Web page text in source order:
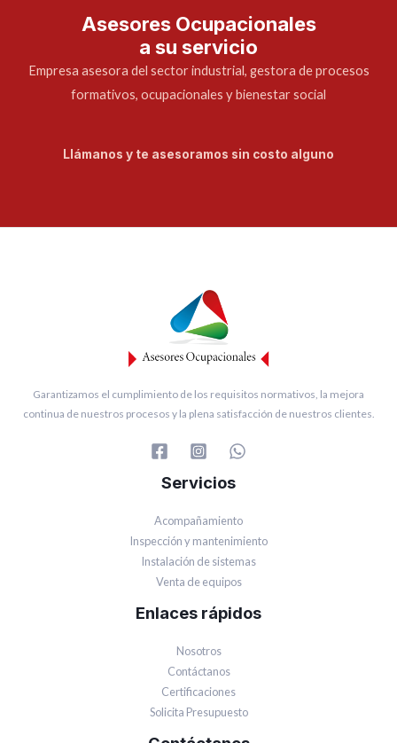
Asesores Ocupacionales
a su servicio
Empresa asesora del sector industrial, gestora de procesos
formativos, ocupacionales y bienestar social
Llámanos y te asesoramos sin costo alguno
Garantizamos el cumplimiento de los requisitos normativos, la mejora
continua de nuestros procesos y la plena satisfacción de nuestros clientes.
Servicios
Acompañamiento
Inspección y mantenimiento
Instalación de sistemas
Venta de equipos
Enlaces rápidos
Nosotros
Contáctanos
Certificaciones
Solicita Presupuesto